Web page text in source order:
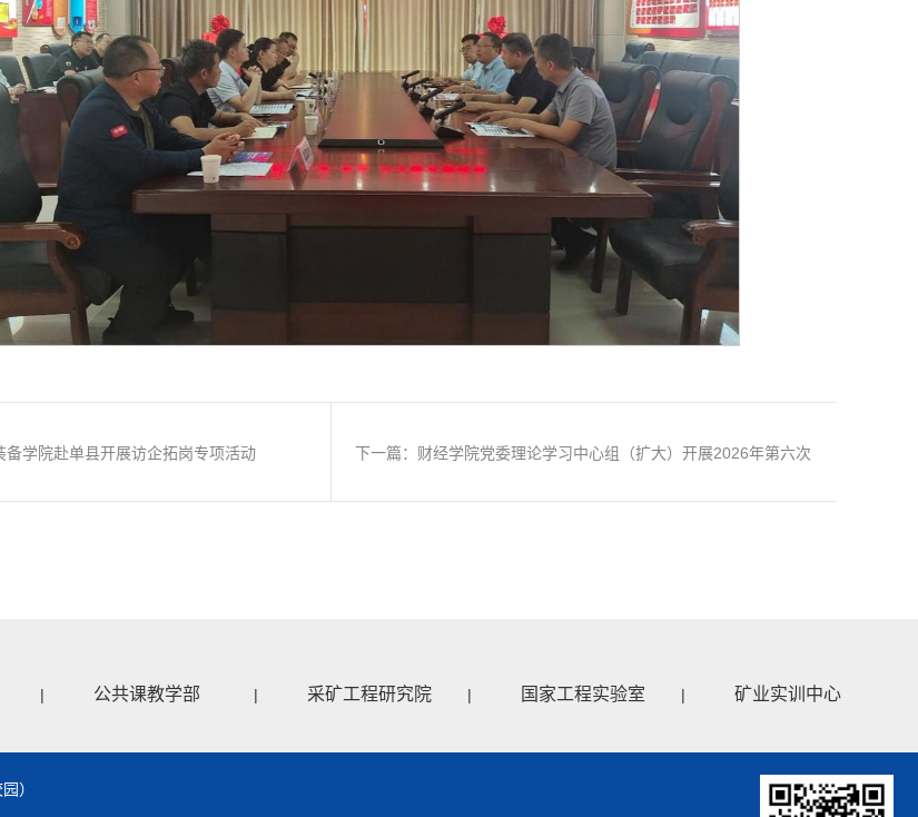
备学院赴单县开展访企拓岗专项活动 下一篇：财经学院党委理论学习中心组（扩大）开展2026年第六次
| 公共课教学部 | 采矿工程研究院 | 国家工程实验室 |
矿业实训中心
）